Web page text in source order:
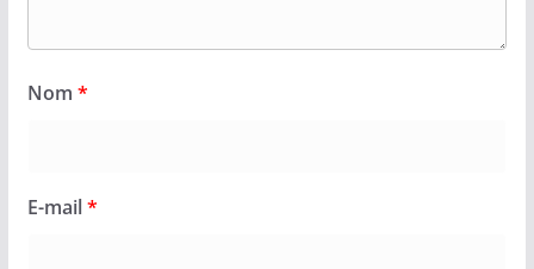
Nom *
E-mail*